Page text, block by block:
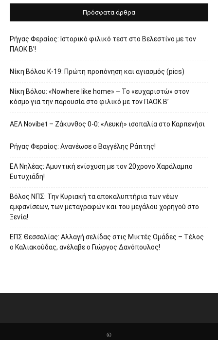
Πρόσφατα άρθρα
Ρήγας Φεραίος: Ιστορικό φιλικό τεστ στο Βελεστίνο με τον
ΠΑΟΚ Β’!
Νίκη Βόλου Κ-19: Πρώτη προπόνηση και αγιασμός (pics)
Νίκη Βόλου: «Nowhere like home» – Το «ευχαριστώ» στον
κόσμο για την παρουσία στο φιλικό με τον ΠΑΟΚ Β’
ΑΕΛ Novibet – Ζάκυνθος 0-0: «Λευκή» ισοπαλία στο Καρπενήσι
Ρήγας Φεραίος: Ανανέωσε ο Βαγγέλης Ράπτης!
ΕΛ Νηλέας: Αμυντική ενίσχυση με τον 20χρονο Χαράλαμπο
Ευτυχιάδη!
Βόλος ΝΠΣ: Την Κυριακή τα αποκαλυπτήρια των νέων
εμφανίσεων, των μεταγραφών και του μεγάλου χορηγού στο
Ξενία!
ΕΠΣ Θεσσαλίας: Αλλαγή σελίδας στις Μικτές Ομάδες – Τέλος
ο Καλιακούδας, ανέλαβε ο Γιώργος Δανόπουλος!
©